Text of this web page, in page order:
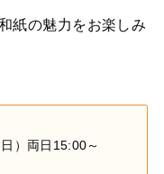
紙の魅力をお楽しみ
）両日15:00～